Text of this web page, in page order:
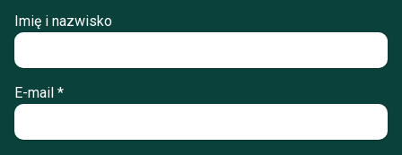
Imię i nazwisko
E-mail *